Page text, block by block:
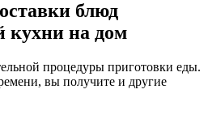
блюд
кухни на дом
процедуры приготовки еды.
вы получите и другие